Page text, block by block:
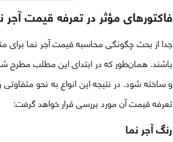
فاکتورهای مؤثر در تعرفه قیمت آجر
جدا از بحث چگونگی محاسبه قیمت آجر نما برای
باشند. همان‌طور که در ابتدای این مطلب مطرح
و ساخته شود. در نتیجه این انواع به نحو متفاوتی
تعرفه قیمت آن مورد بررسی قرار خواهد گرفت:
رنگ آجر نما